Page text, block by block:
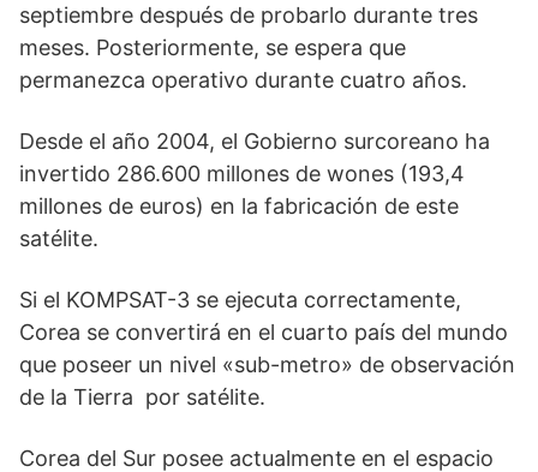
septiembre después de probarlo durante tres
meses. Posteriormente, se espera que
permanezca operativo durante cuatro años.
Desde el año 2004, el Gobierno surcoreano ha
invertido 286.600 millones de wones (193,4
millones de euros) en la fabricación de este
satélite.
Si el KOMPSAT-3 se ejecuta correctamente,
Corea se convertirá en el cuarto país del mundo
que poseer un nivel «sub-metro» de observación
de la Tierra por satélite.
Corea del Sur posee actualmente en el espacio